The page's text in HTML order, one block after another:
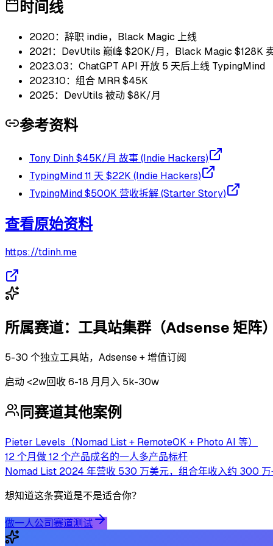
时间线
2020：辞职 indie，Black Magic 上线
2021：DevUtils 巅峰 $20K/月，Black Magic $128K
2023.03：ChatGPT API 开放 5 天后上线 TypingMind
2023.10：组合 MRR $45K
2025：DevUtils 被动 $8K/月
参考资料
Tony Dinh $45K/月 故事 (Indie Hackers)
TypingMind 11 天 $22K (Indie Hackers)
TypingMind $500K 营收拆解 (Starter Story)
查看原始资料
https://tdinh.me
所属赛道： 工具站集群（Adsense 矩阵
5-30 个独立工具站，Adsense + 增值订阅
启动 <2w回收6-18 月 月入 5k-30w
同赛道其他案例
Pieter Levels（Nomad List + RemoteOK + Photo AI 等）
12 个月做 12 个产品成名的一人多产品标杆
Nomad List 2024 年营收 530 万美元，组合年收入约 300 万
想知道这条赛道是不是适合你？
做一人公司赛道测试